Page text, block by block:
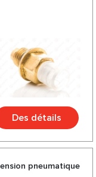
Des détails
pneumatique